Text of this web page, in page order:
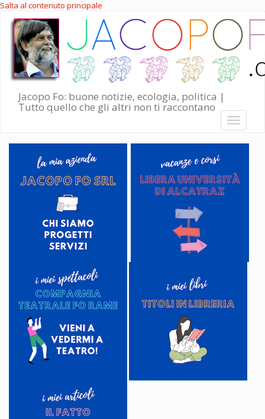
Salta al contenuto principale
Jacopo Fo: buone notizie, ecologia, politica |
Tutto quello che gli altri non ti raccontano
Toggle